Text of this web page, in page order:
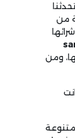
من
ومن
متنوعة